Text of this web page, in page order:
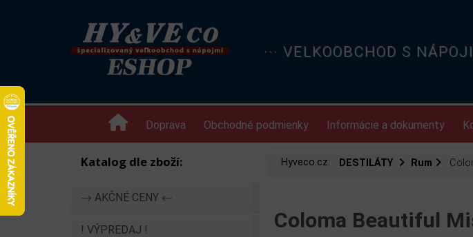
··· VELKOOBCHOD S
Doprava Obchodné podmienky Informácie a dokumenty
Katalog dle zboží:
→ AKČNÉ CENY ←
! VÝPREDAJ !
Hyveco.cz: DESTILÁTY Rum
Coloma Beautiful